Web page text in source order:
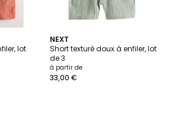
lot
NEXT
Short texturé doux à enfiler, lot
de 3
à partir de
33,00 €